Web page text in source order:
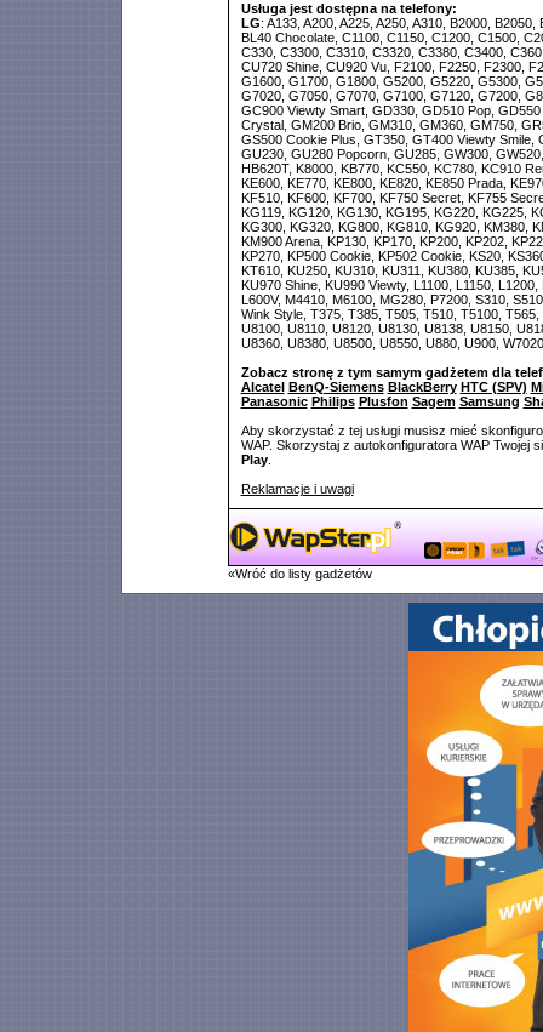
Usługa jest dostępna na telefony:
LG: A133, A200, A225, A250, A310, B2000,
BL40 Chocolate, C1100, C1150, C1200, C1500,
C330, C3300, C3310, C3320, C3380, C3400,
CU720 Shine, CU920 Vu, F2100, F2250, F2300,
G1600, G1700, G1800, G5200, G5220, G5300,
G7020, G7050, G7070, G7100, G7120, G7200,
GC900 Viewty Smart, GD330, GD510 Pop,
Crystal, GM200 Brio, GM310, GM360, GM750,
GS500 Cookie Plus, GT350, GT400 Viewty Smile,
GU230, GU280 Popcorn, GU285, GW300,
HB620T, K8000, KB770, KC550, KC780, KC910
KE600, KE770, KE800, KE820, KE850 Prada,
KF510, KF600, KF700, KF750 Secret, KF755
KG119, KG120, KG130, KG195, KG220, KG225,
KG300, KG320, KG800, KG810, KG920, KM380,
KM900 Arena, KP130, KP170, KP200, KP202,
KP270, KP500 Cookie, KP502 Cookie, KS20,
KT610, KU250, KU310, KU311, KU380, KU385,
KU970 Shine, KU990 Viewty, L1100, L1150,
L600V, M4410, M6100, MG280, P7200, S310,
Wink Style, T375, T385, T505, T510, T5100,
U8100, U8110, U8120, U8130, U8138, U8150,
U8360, U8380, U8500, U8550, U880, U900, W7020
Zobacz stronę z tym samym gadżetem dla
Alcatel BenQ-Siemens BlackBerry HTC (SPV)
Panasonic Philips Plusfon Sagem Samsung
Aby skorzystać z tej usługi musisz mieć
WAP. Skorzystaj z autokonfiguratora WAP Twojej
Play.
Reklamacje i uwagi
«Wróć do listy gadżetów